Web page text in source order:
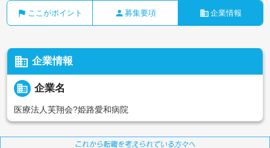
flag ここがポイント person 募集要項 business 企業情報
business 企業情報
business 企業名
医療法人芙翔会?姫路愛和病院